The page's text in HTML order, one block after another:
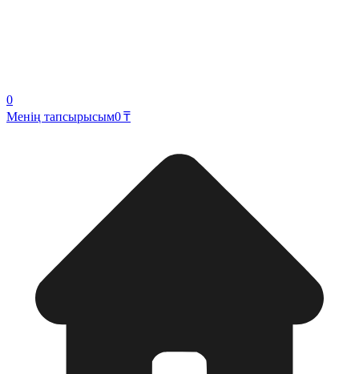
0
Менің тапсырысым0 ₸